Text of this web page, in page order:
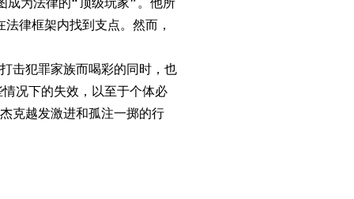
律框架内找到支点。然而，
击犯罪家族而喝彩的同时，也
况下的失效，以至于个体必
克越发激进和孤注一掷的行